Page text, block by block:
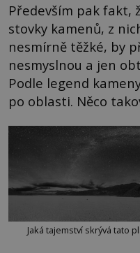
Především pak fakt,
stovky kamenů, z
nesmírně těžké, by
nesmyslnou a jen
Podle legend
po oblasti. Něco
Jaká tajemství skrývá tato